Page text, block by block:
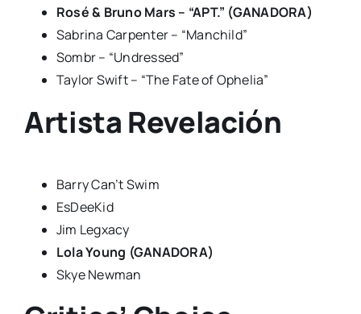
Rosé & Bruno Mars – “APT.” (GANADORA)
Sabrina Carpenter – “Manchild”
Sombr – “Undressed”
Taylor Swift – “The Fate of Ophelia”
Artista Revelación
Barry Can’t Swim
EsDeeKid
Jim Legxacy
Lola Young (GANADORA)
Skye Newman